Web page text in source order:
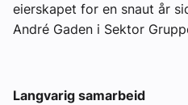
eierskapet for en snaut år
André Gaden i Sektor
Langvarig samarbeid